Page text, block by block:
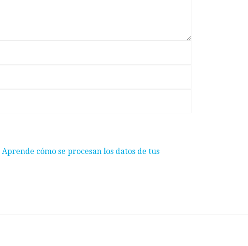
Aprende cómo se procesan los datos de tus